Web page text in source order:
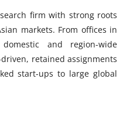
firm with strong roots
markets. From offices in
and region-wide
retained assignments
start-ups to large global